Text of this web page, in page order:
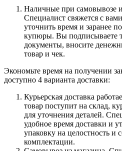
Наличные при самовывозе
Специалист свяжется с
уточнить время и заранее
купюры. Вы подписываете
документы, вносите
товар и чек.
Экономьте время на получении
доступно 4 варианта доставки:
Курьерская доставка
товар поступит на склад,
для уточнения деталей.
удобное время доставки и
упаковку на целостность и
комплектации.